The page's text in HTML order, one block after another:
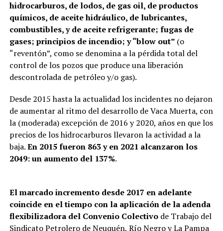
hidrocarburos, de lodos, de gas oil, de productos
químicos, de aceite hidráulico, de lubricantes,
combustibles, y de aceite refrigerante; fugas de
gases; principios de incendio; y “blow out” (o
“reventón”, como se denomina a la pérdida total del
control de los pozos que produce una liberación
descontrolada de petróleo y/o gas).
Desde 2015 hasta la actualidad los incidentes no dejaron
de aumentar al ritmo del desarrollo de Vaca Muerta, con
la (moderada) excepción de 2016 y 2020, años en que los
precios de los hidrocarburos llevaron la actividad a la
baja.En 2015 fueron 863 y en 2021 alcanzaron los
2049: un aumento del 137%.
El marcado incremento desde 2017 en adelante
coincide en el tiempo con la aplicación de la adenda
flexibilizadora del Convenio Colectivode Trabajo del
Sindicato Petrolero de Neuquén, Río Negro y La Pampa